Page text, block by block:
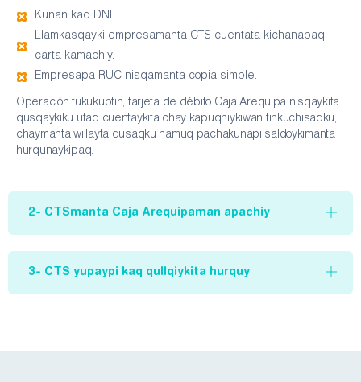
Kunan kaq DNI.
Llamkasqayki empresamanta CTS cuentata kichanapaq
carta kamachiy.
Empresapa RUC nisqamanta copia simple.
Operación tukukuptin, tarjeta de débito Caja Arequipa nisqaykita
qusqaykiku utaq cuentaykita chay kapuqniykiwan tinkuchisaqku,
chaymanta willayta qusaqku hamuq pachakunapi saldoykimanta
hurqunaykipaq.
2- CTSmanta Caja Arequipaman apachiy
3- CTS yupaypi kaq qullqiykita hurquy